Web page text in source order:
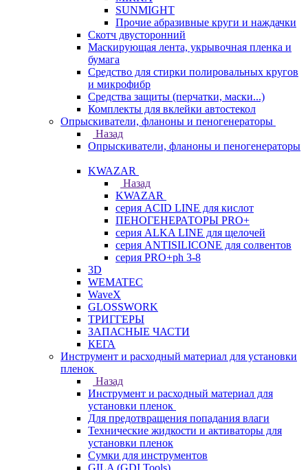
SUNMIGHT
Прочие абразивные круги и наждачки
Скотч двусторонний
Маскирующая лента, укрывочная пленка и
бумага
Средство для стирки полировальных кругов
и микрофибр
Средства защиты (перчатки, маски...)
Комплекты для вклейки автостекол
Опрыскиватели, фланоны и пеногенераторы
Назад
Опрыскиватели, фланоны и пеногенераторы
KWAZAR
Назад
KWAZAR
серия ACID LINE для кислот
ПЕНОГЕНЕРАТОРЫ PRO+
серия ALKA LINE для щелочей
серия ANTISILICONE для солвентов
серия PRO+ph 3-8
3D
WEMATEC
WaveX
GLOSSWORK
ТРИГГЕРЫ
ЗАПАСНЫЕ ЧАСТИ
КЕГА
Инструмент и расходный материал для установки
пленок
Назад
Инструмент и расходный материал для
установки пленок
Для предотвращения попадания влаги
Технические жидкости и активаторы для
установки пленок
Сумки для инструментов
GILA (GDI Tools)